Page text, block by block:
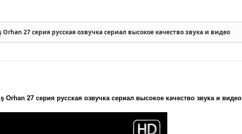
27 серия русская озвучка сериал высокое качество звука и видео
27 серия русская озвучка сериал высокое качество звука и видео